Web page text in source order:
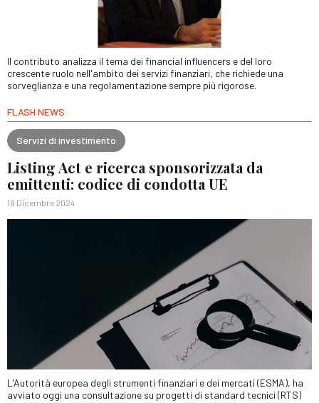
Il contributo analizza il tema dei financial influencers e del loro
crescente ruolo nell'ambito dei servizi finanziari, che richiede una
sorveglianza e una regolamentazione sempre più rigorose.
FLASH NEWS
Servizi di investimento
Listing Act e ricerca sponsorizzata da
emittenti: codice di condotta UE
19 Dicembre 2024
L'Autorità europea degli strumenti finanziari e dei mercati (ESMA), ha
avviato oggi una consultazione su progetti di standard tecnici (RTS)